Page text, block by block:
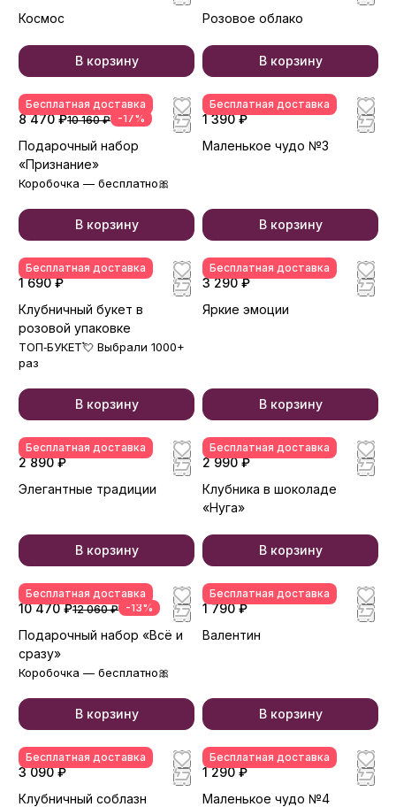
Космос
В корзину
Розовое облако
В корзину
Бесплатная доставка
8 470 ₽10 160 ₽ -17%
Подарочный набор
«Признание»
Коробочка — бесплатно🎀
В корзину
Бесплатная доставка
1 390 ₽
Маленькое чудо №3
В корзину
Бесплатная доставка
1 690 ₽
Клубничный букет в
розовой упаковке
ТОП‑БУКЕТ💘 Выбрали 1000+
раз
В корзину
Бесплатная доставка
3 290 ₽
Яркие эмоции
В корзину
Бесплатная доставка
2 890 ₽
Элегантные традиции
В корзину
Бесплатная доставка
2 990 ₽
Клубника в шоколаде
«Нуга»
В корзину
Бесплатная доставка
10 470 ₽12 060 ₽ -13%
Подарочный набор «Всё и
сразу»
Коробочка — бесплатно🎀
В корзину
Бесплатная доставка
1 790 ₽
Валентин
В корзину
Бесплатная доставка
3 090 ₽
Клубничный соблазн
Бесплатная доставка
1 290 ₽
Маленькое чудо №4